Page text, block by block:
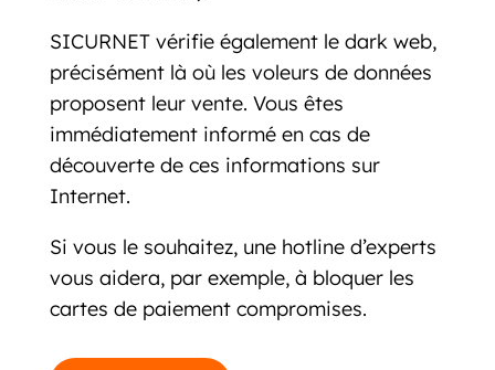
SICURNET vérifie également le dark web,
précisément là où les voleurs de données
proposent leur vente. Vous êtes
immédiatement informé en cas de
découverte de ces informations sur
Internet.
Si vous le souhaitez, une hotline d’experts
vous aidera, par exemple, à bloquer les
cartes de paiement compromises.